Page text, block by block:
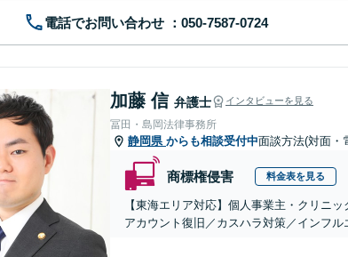
電話でお問い合わせ
加藤 信 弁護士 インタビューを見る
冨田・島岡法律事務所
静岡県 からも相談受付中面談方法(対面・
商標権侵害 料金表を見る
【東海エリア対応】個人事業主・クリニ
アカウント復旧／カスハラ対策／インフ